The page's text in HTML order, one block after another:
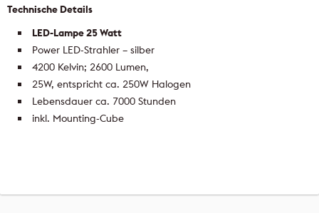
Technische Details
LED-Lampe 25 Watt
Power LED-Strahler – silber
4200 Kelvin; 2600 Lumen,
25W, entspricht ca. 250W Halogen
Lebensdauer ca. 7000 Stunden
inkl. Mounting-Cube